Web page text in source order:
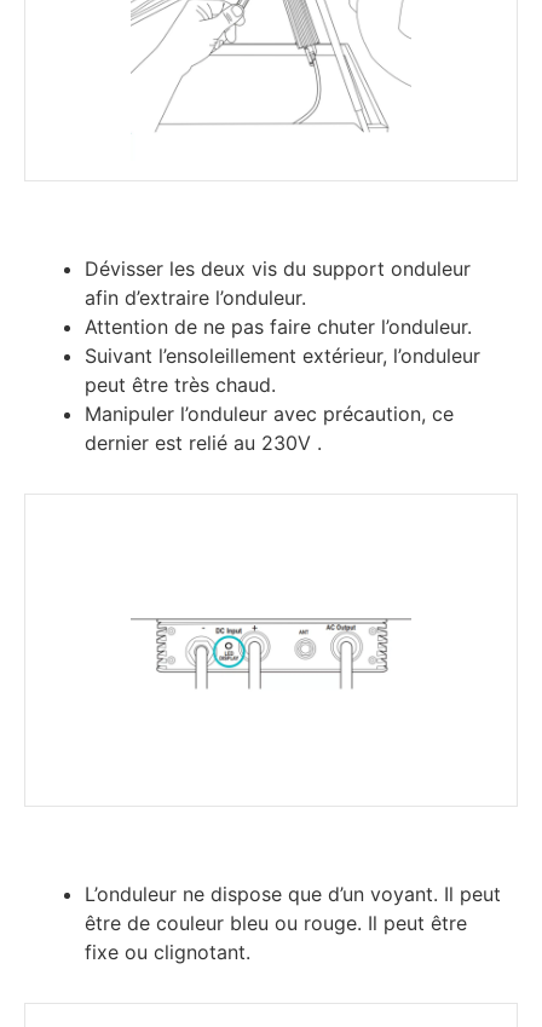
Dévisser les deux vis du support onduleur
afin d’extraire l’onduleur.
Attention de ne pas faire chuter l’onduleur.
Suivant l’ensoleillement extérieur, l’onduleur
peut être très chaud.
Manipuler l’onduleur avec précaution, ce
dernier est relié au 230V .
L’onduleur ne dispose que d’un voyant. Il peut
être de couleur bleu ou rouge. Il peut être
fixe ou clignotant.